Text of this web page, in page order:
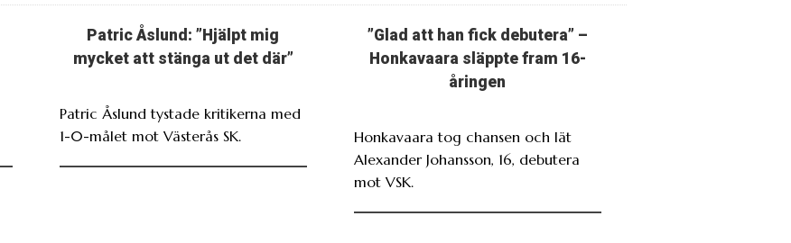
Patric Åslund: ”Hjälpt mig
mycket att stänga ut det där”
Patric Åslund tystade kritikerna med
1-0-målet mot Västerås SK.
”Glad att han fick debutera” –
Honkavaara släppte fram 16-
åringen
Honkavaara tog chansen och lät
Alexander Johansson, 16, debutera
mot VSK.